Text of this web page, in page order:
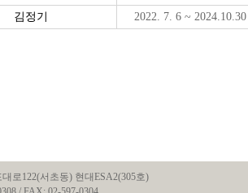
김정기 2022. 7. 6 ~ 2024.10.30
로122(서초동) 현대ESA2(305호)